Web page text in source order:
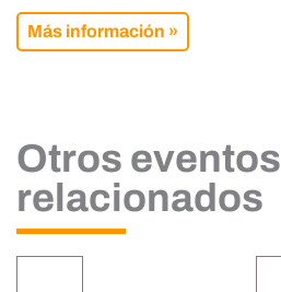
Más información »
Otros eventos
relacionados